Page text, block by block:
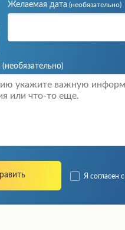
Желаемая дата (необязательно)
(необязательно)
Я согласен с